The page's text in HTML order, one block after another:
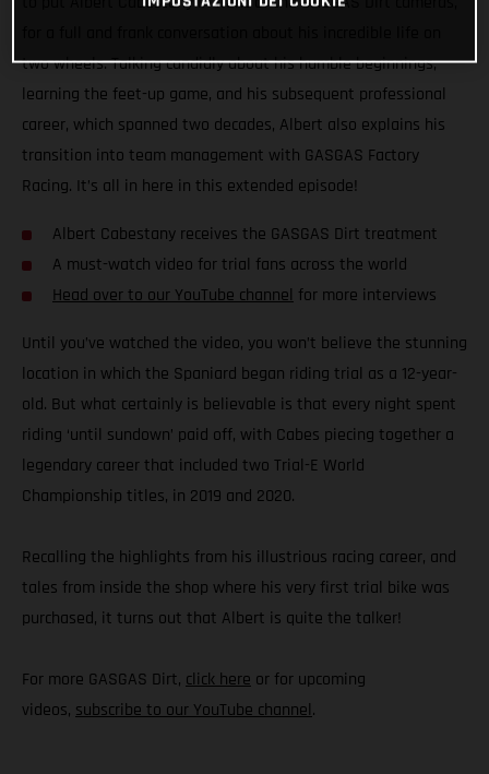
two wheels. Talking candidly about his humble beginnings,
learning the feet-up game, and his subsequent professional
career, which spanned two decades, Albert also explains his
transition into team management with GASGAS Factory
Racing. It’s all in here in this extended episode!
Albert Cabestany receives the GASGAS Dirt treatment
A must-watch video for trial fans across the world
Head over to our YouTube channel for more interviews
Until you’ve watched the video, you won’t believe the stunning
location in which the Spaniard began riding trial as a 12-year-
old. But what certainly is believable is that every night spent
riding ‘until sundown’ paid off, with Cabes piecing together a
legendary career that included two Trial-E World
Championship titles, in 2019 and 2020.
Recalling the highlights from his illustrious racing career, and
tales from inside the shop where his very first trial bike was
purchased, it turns out that Albert is quite the talker!
For more GASGAS Dirt, click here or for upcoming
videos, subscribe to our YouTube channel.